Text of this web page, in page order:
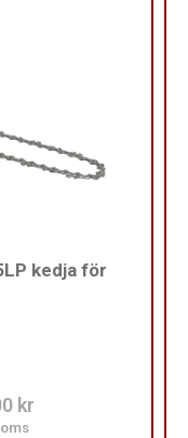
kedja för
kr